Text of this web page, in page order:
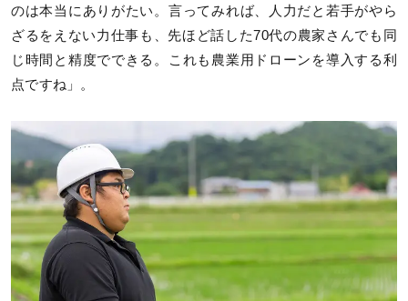
のは本当にありがたい。言ってみれば、人力だと若手がやら
ざるをえない力仕事も、先ほど話した70代の農家さんでも同
じ時間と精度でできる。これも農業用ドローンを導入する利
点ですね」。